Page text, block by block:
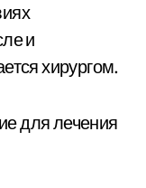
и
хирургом.